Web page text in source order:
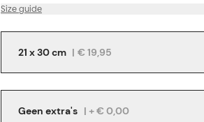
Size guide
21 x 30 cm | € 19,95
Geen extra's | + € 0,00